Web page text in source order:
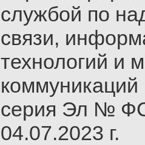
службой по
связи,
технологий и
серия Эл №
04.07.2023 г.